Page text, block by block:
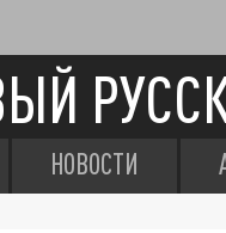
НОВОСТИ